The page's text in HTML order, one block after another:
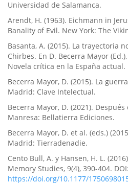
Universidad de Salamanca.
Arendt, H. (1963). Eichmann in
Banality of Evil. New York: The
Basanta, A. (2015). La trayectoria
Chirbes. En D. Becerra Mayor
Novela crítica en la España
Becerra Mayor, D. (2015). La
Madrid: Clave Intelectual.
Becerra Mayor, D. (2021).
Manresa: Bellatierra Ediciones.
Becerra Mayor, D. et al. (eds.)
Madrid: Tierradenadie.
Cento Bull, A. y Hansen, H. L.
Memory Studies, 9(4), 390-404. DOI:
https://doi.org/10.1177/